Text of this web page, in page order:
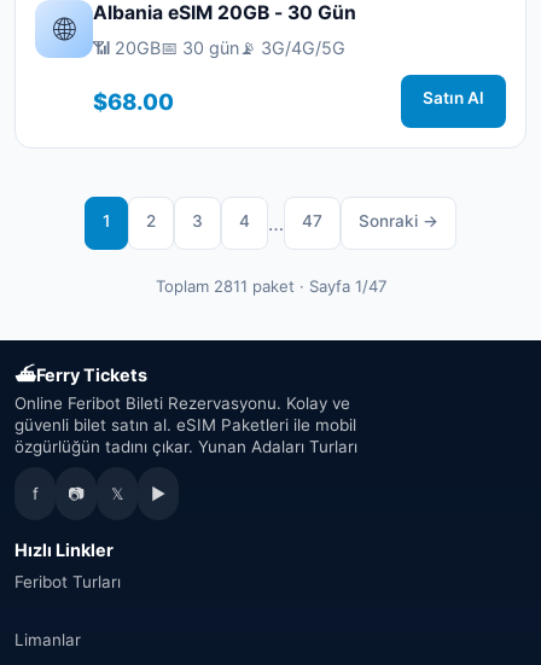
🌐 Albania eSIM 20GB - 30 Gün
📶 20GB📅 30 gün📡 3G/4G/5G
$68.00 Satın Al
1 2 3 4 … 47 Sonraki →
Toplam 2811 paket · Sayfa 1/47
⛴Ferry Tickets
Online Feribot Bileti Rezervasyonu. Kolay ve
güvenli bilet satın al. eSIM Paketleri ile mobil
özgürlüğün tadını çıkar. Yunan Adaları Turları
f 📷 𝕏 ▶
Hızlı Linkler
Feribot Turları
Limanlar